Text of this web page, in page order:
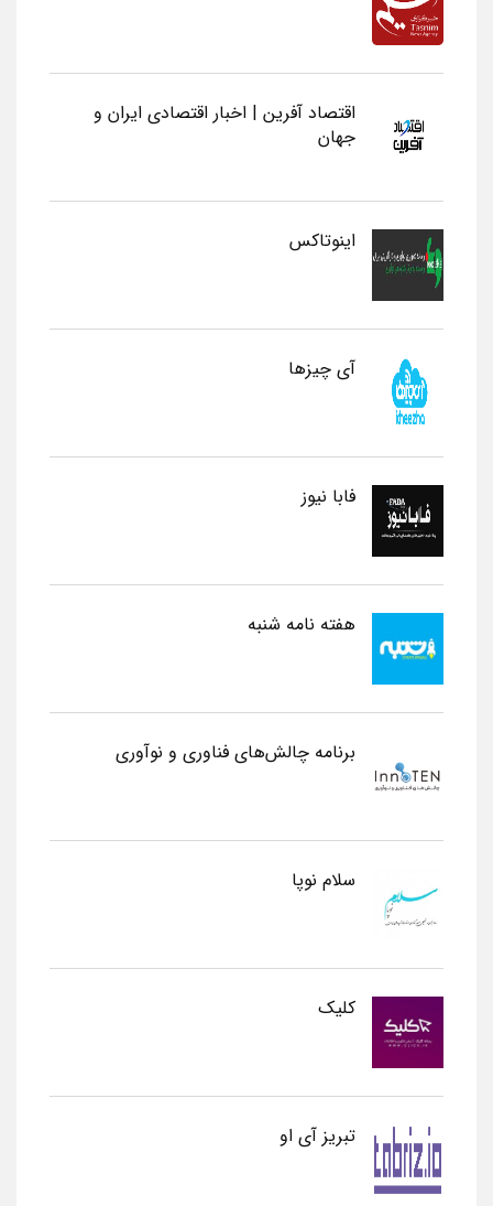
اقتصاد آفرین | اخبار اقتصادی ایران و
جهان
اینوتاکس
آی چیزها
فابا نیوز
هفته نامه شنبه
برنامه چالش‌های فناوری و نوآوری
سلام نوپا
کلیک
تبریز آی او